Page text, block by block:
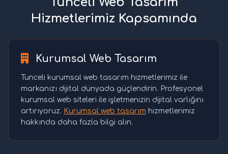
Hizmetlerimiz Kapsamında
Kurumsal Web Tasarım
Tunceli kurumsal web tasarım hizmetlerimiz ile
markanızı dijital dünyada güçlendirin. Profesyonel
kurumsal web siteleri ile işletmenizin dijital varlığını
artırıyoruz. Kurumsal web tasarım hizmetlerimiz
hakkında daha fazla bilgi alın.